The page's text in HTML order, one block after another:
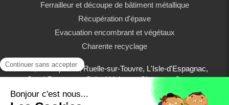
Ferrailleur et découpe de bâtiment métallique
Récupération d'épave
Evacuation encombrant et végétaux
Charente recyclage
Brie, Champniers, Ruelle-sur-Touvre, L'Isle-d'Espagnac,
Gond-Pontouvre, Saint-Yrieix-sur-Charente, Soyaux,
Angoulême, La Couronne, Jarnac, Saint-Junien, Cognac